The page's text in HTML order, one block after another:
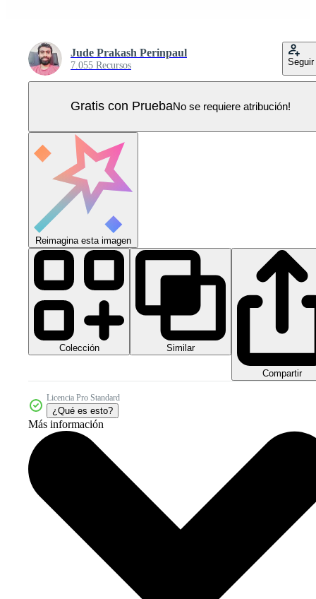
Jude Prakash Perinpaul
7.055 Recursos Seguir
Gratis con PruebaNo se requiere atribución!
Reimagina esta imagen
Colección Similar
Compartir
Licencia Pro Standard
¿Qué es esto?
Más información